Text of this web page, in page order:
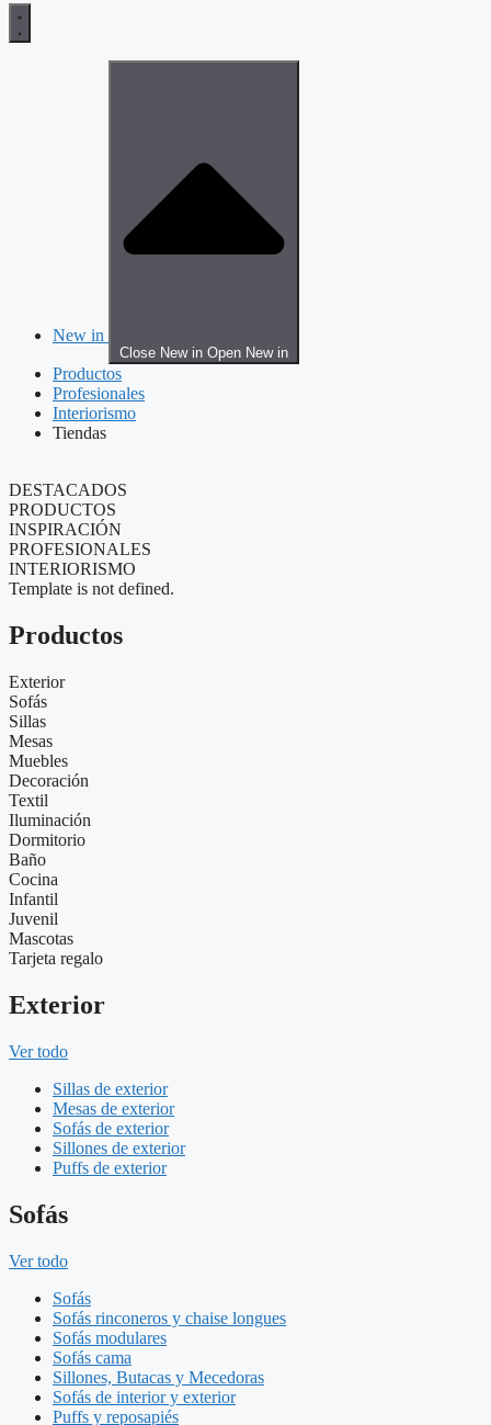
New in
Close New in Open New in
Productos
Profesionales
Interiorismo
Tiendas
DESTACADOS
PRODUCTOS
INSPIRACIÓN
PROFESIONALES
INTERIORISMO
Template is not defined.
Productos
Exterior
Sofás
Sillas
Mesas
Muebles
Decoración
Textil
Iluminación
Dormitorio
Baño
Cocina
Infantil
Juvenil
Mascotas
Tarjeta regalo
Exterior
Ver todo
Sillas de exterior
Mesas de exterior
Sofás de exterior
Sillones de exterior
Puffs de exterior
Sofás
Ver todo
Sofás
Sofás rinconeros y chaise longues
Sofás modulares
Sofás cama
Sillones, Butacas y Mecedoras
Sofás de interior y exterior
Puffs y reposapiés